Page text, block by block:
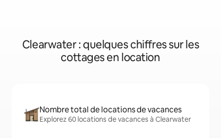
Clearwater : quelques chiffres sur les
cottages en location
Nombre total de locations de vacances
Explorez 60 locations de vacances à Clearwater